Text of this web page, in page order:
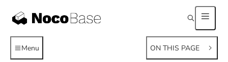
Menu ON THIS PAGE